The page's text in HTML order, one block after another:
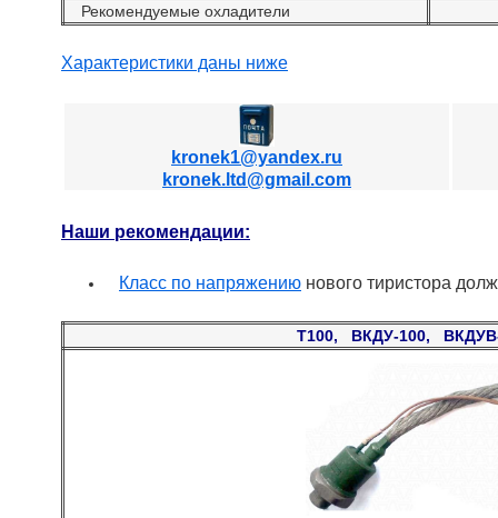
Рекомендуемые охладители
Характеристики даны ниже
kronek1@yandex.ru
kronek.ltd@gmail.com
Наши рекомендации:
Класс по напряжению нового тиристора
Т100, ВКДУ-100,